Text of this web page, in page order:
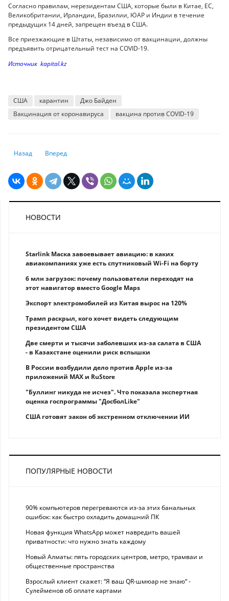
Согласно правилам, нерезидентам США, которые были в Китае, ЕС,
Великобритании, Ирландии, Бразилии, ЮАР и Индии в течение
предыдущих 14 дней, запрещен въезд в США.
Все приезжающие в Штаты, независимо от вакцинации, должны
предъявить отрицательный тест на COVID-19.
Источник kapital.kz
США карантин
Джо Байден
Вакцинация от коронавируса
вакцина против COVID-19
Предыдущий: Желание торговать: как изменятся мировые рынки
Назад Следующий: В ресторанах и спортзалах Нью-Йорка будут
Вперед
НОВОСТИ
Starlink Маска завоевывает авиацию: в каких
авиакомпаниях уже есть спутниковый Wi-Fi на борту
6 млн загрузок: почему пользователи переходят на
этот навигатор вместо Google Maps
Экспорт электромобилей из Китая вырос на 120%
Трамп раскрыл, кого хочет видеть следующим
президентом США
Две смерти и тысячи заболевших из-за салата в США
- в Казахстане оценили риск вспышки
В России возбудили дело против Apple из-за
приложений MAX и RuStore
"Буллинг никуда не исчез". Что показала экспертная
оценка госпрограммы "ДосболLike"
США готовят закон об экстренном отключении ИИ
ПОПУЛЯРНЫЕ НОВОСТИ
90% компьютеров перегреваются из-за этих банальных
ошибок: как быстро охладить домашний ПК
Новая функция WhatsApp может навредить вашей
приватности: что нужно знать каждому
Новый Алматы: пять городских центров, метро, трамваи и
общественные пространства
Взрослый клиент скажет: “Я ваш QR-шмюар не знаю“ -
Сулейменов об оплате картами